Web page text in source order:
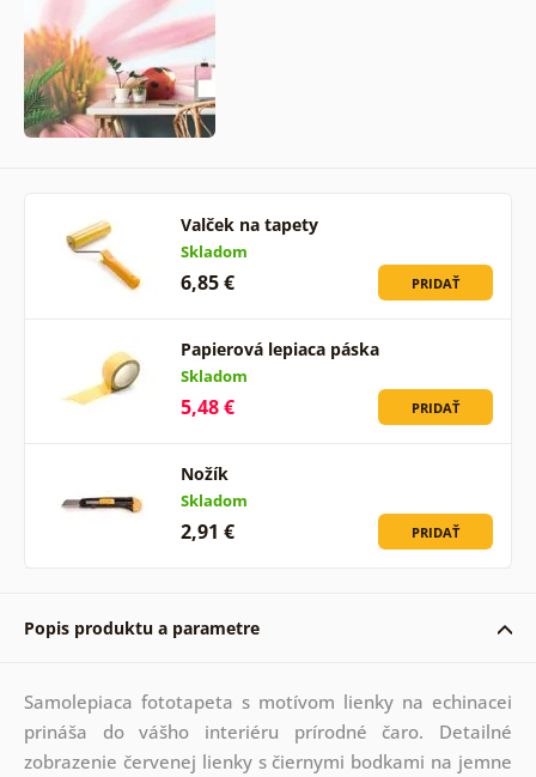
Valček na tapety
Skladom
6,85 € PRIDAŤ
Papierová lepiaca páska
Skladom
5,48 € PRIDAŤ
Nožík
Skladom
2,91 € PRIDAŤ
Popis produktu a parametre
Samolepiaca fototapeta s motívom lienky na echinacei
prináša do vášho interiéru prírodné čaro. Detailné
zobrazenie červenej lienky s čiernymi bodkami na jemne